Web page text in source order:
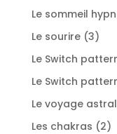
produit
Le sommeil
Le sourire 33
Le Switch
Le Switch
Le voyage astral
Les chakras 22